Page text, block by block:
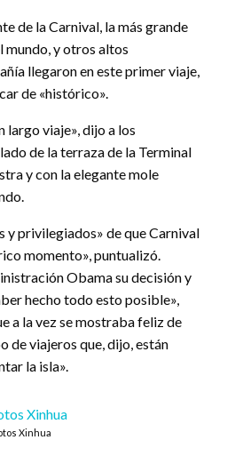
de la Carnival, la más grande
mundo, y otros altos
llegaron en este primer viaje,
de «histórico».
largo viaje», dijo a los
de la terraza de la Terminal
y con la elegante mole
y privilegiados» de que Carnival
momento», puntualizó.
Obama su decisión y
hecho todo esto posible»,
a la vez se mostraba feliz de
de viajeros que, dijo, están
la isla».
Xinhua